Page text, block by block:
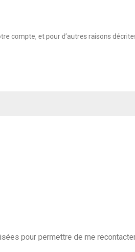
compte, et pour d’autres raisons
pour permettre de me